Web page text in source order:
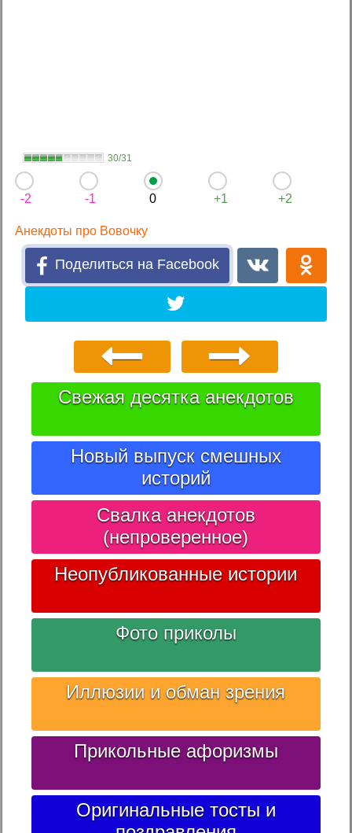
30/31
-2 -1 0 +1 +2
Анекдоты про Вовочку
Поделиться на Facebook
Свежая десятка анекдотов
Новый выпуск смешных
историй
Свалка анекдотов
(непроверенное)
Неопубликованные истории
Фото приколы
Иллюзии и обман зрения
Прикольные афоризмы
Оригинальные тосты и